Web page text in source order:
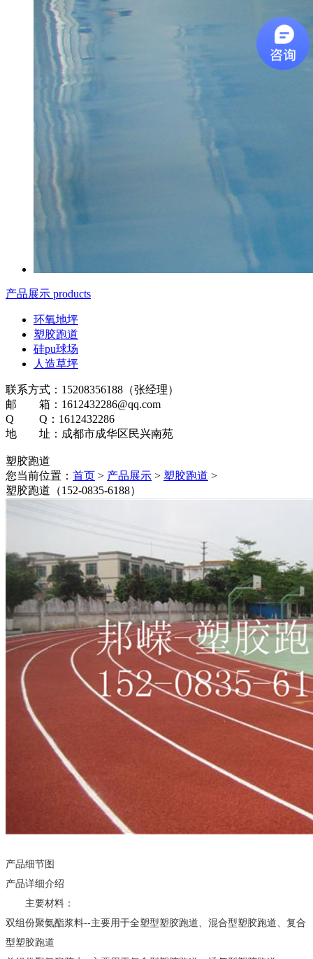
产品展示 products
环氧地坪
塑胶跑道
硅pu球场
人造草坪
联系方式：15208356188（张经理）
邮 箱：1612432286@qq.com
Q Q：1612432286
地 址：成都市成华区民兴南苑
塑胶跑道
您当前位置： 首页 > 产品展示 > 塑胶跑道 >
塑胶跑道（152-0835-6188）
产品细节图
产品详细介绍
主要材料：
双组份聚氨酯浆料--主要用于全塑型塑胶跑道、混合型塑胶跑道、复合
型塑胶跑道